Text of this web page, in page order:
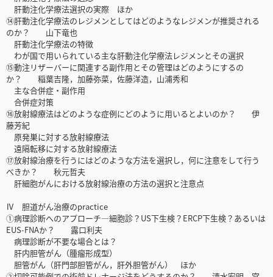
肝動注化学療法選択の実際 ほか
⑭肝動注化学療法のレジメンとしてはどのようなレジメンが推奨される
のか？ 山下竜也
肝動注化学療法の特徴
わが国で用いられている主な肝動注化学療法レジメンとその選択
⑮動注リザーバーに関連する副作用とその管理はどのようにするの
か？ 稲葉吉隆，加藤弥菜，佐藤洋造，山浦秀和
主な合併症・副作用
合併症対策
⑯放射線療法はどのような症例にどのように用いるとよいのか？ 伊
藤芳紀
原発巣に対する放射線療法
遠隔転移に対する放射線療法
⑰放射線治療を行うにはどのような方法を選択し，何に注意をして行う
べきか？ 秋元哲夫
肝細胞がんにおける放射線治療の方法の選択と注意点
Ⅳ 胆道がん治療のpractice
①病理診断へのアプローチ―細胞診？US下生検？ERCP下生検？あるいは
EUS-FNAか？ 露口利夫
病理診断が不要な場合とは？
肝内胆管がん（腫瘤形成型）
胆管がん（肝門部胆管がん，肝外胆管がん） ほか